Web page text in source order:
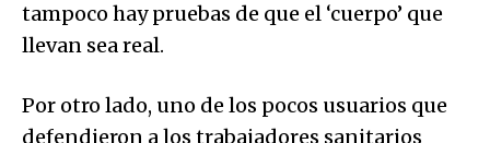
tampoco hay pruebas de que el ‘cuerpo’ que
llevan sea real.
Por otro lado, uno de los pocos usuarios que
defendieron a los trabajadores sanitarios